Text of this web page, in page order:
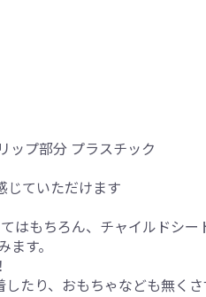
ップ部分 プラスチック
じていただけます
はもちろん、チャイルドシー
す。
たり、おもちゃなども無く